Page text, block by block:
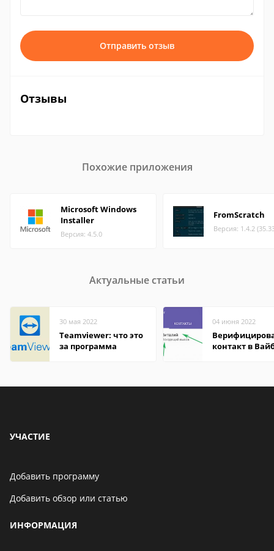
Отправить отзыв
Отзывы
Похожие приложения
Microsoft Windows
Installer
Версия: 4.5.0
FromScratch
Версия: 1.4.2
Актуальные статьи
30 мая 2022
Teamviewer: что это
за программа
04 июня 2022
контакт в
УЧАСТИЕ
Добавить программу
Добавить обзор или статью
ИНФОРМАЦИЯ